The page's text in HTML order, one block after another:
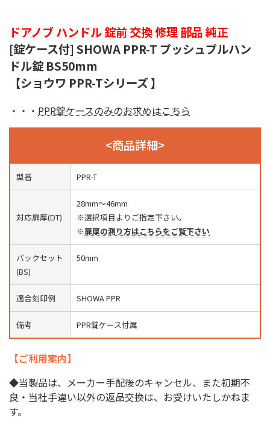
ドアノブ ハンドル 錠前 交換 修理 部品 純正
[錠ケース付] SHOWA PPR-T プッシュプルハン
ドル錠 BS50mm
【ショウワ PPR-Tシリーズ 】
・・・ PPR錠ケースのみのお求めはこちら
<商品詳細>
型番 PPR-T
対応扉厚(DT)
28mm〜46mm
※選択項目よりご指定下さい。
※扉厚の測り方はこちらをご覧下さい
バックセット
(BS)
50mm
適合刻印例 SHOWA PPR
備考 PPR錠ケース付属
【ご利用案内】
◆当製品は、メーカー手配後のキャンセル、また初期不
良・当社手違い以外の返品交換は、お受けいたしかねま
す。